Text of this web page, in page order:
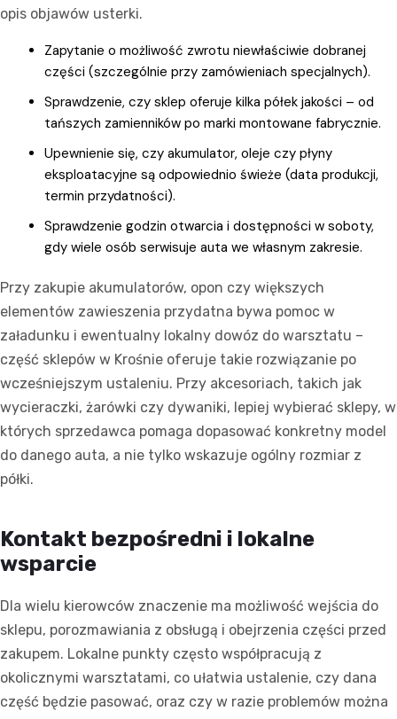
opis objawów usterki.
Zapytanie o możliwość zwrotu niewłaściwie dobranej
części (szczególnie przy zamówieniach specjalnych).
Sprawdzenie, czy sklep oferuje kilka półek jakości – od
tańszych zamienników po marki montowane fabrycznie.
Upewnienie się, czy akumulator, oleje czy płyny
eksploatacyjne są odpowiednio świeże (data produkcji,
termin przydatności).
Sprawdzenie godzin otwarcia i dostępności w soboty,
gdy wiele osób serwisuje auta we własnym zakresie.
Przy zakupie akumulatorów, opon czy większych
elementów zawieszenia przydatna bywa pomoc w
załadunku i ewentualny lokalny dowóz do warsztatu –
część sklepów w Krośnie oferuje takie rozwiązanie po
wcześniejszym ustaleniu. Przy akcesoriach, takich jak
wycieraczki, żarówki czy dywaniki, lepiej wybierać sklepy, w
których sprzedawca pomaga dopasować konkretny model
do danego auta, a nie tylko wskazuje ogólny rozmiar z
półki.
Kontakt bezpośredni i lokalne
wsparcie
Dla wielu kierowców znaczenie ma możliwość wejścia do
sklepu, porozmawiania z obsługą i obejrzenia części przed
zakupem. Lokalne punkty często współpracują z
okolicznymi warsztatami, co ułatwia ustalenie, czy dana
część będzie pasować, oraz czy w razie problemów można